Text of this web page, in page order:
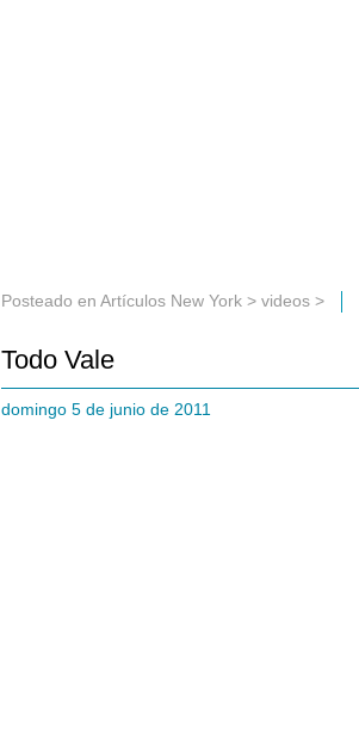
Posteado en Artículos New York > videos >
Todo Vale
domingo 5 de junio de 2011